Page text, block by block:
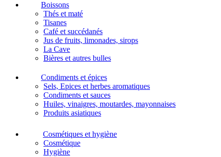
Boissons
Thés et maté
Tisanes
Café et succédanés
Jus de fruits, limonades, sirops
La Cave
Bières et autres bulles
Condiments et épices
Sels, Epices et herbes aromatiques
Condiments et sauces
Huiles, vinaigres, moutardes, mayonnaises
Produits asiatiques
Cosmétiques et hygiène
Cosmétique
Hygiène